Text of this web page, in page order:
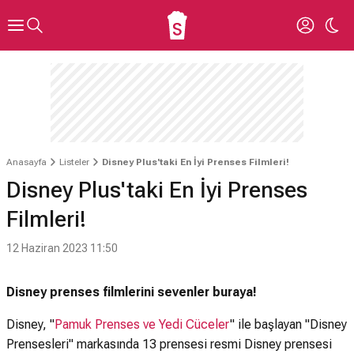
Anasayfa Listeler Disney Plus'taki En İyi Prenses Filmleri!
Disney Plus'taki En İyi Prenses
Filmleri!
12 Haziran 2023 11:50
Disney prenses filmlerini sevenler buraya!
Disney, "Pamuk Prenses ve Yedi Cüceler" ile başlayan "Disney
Prensesleri" markasında 13 prensesi resmi Disney prensesi